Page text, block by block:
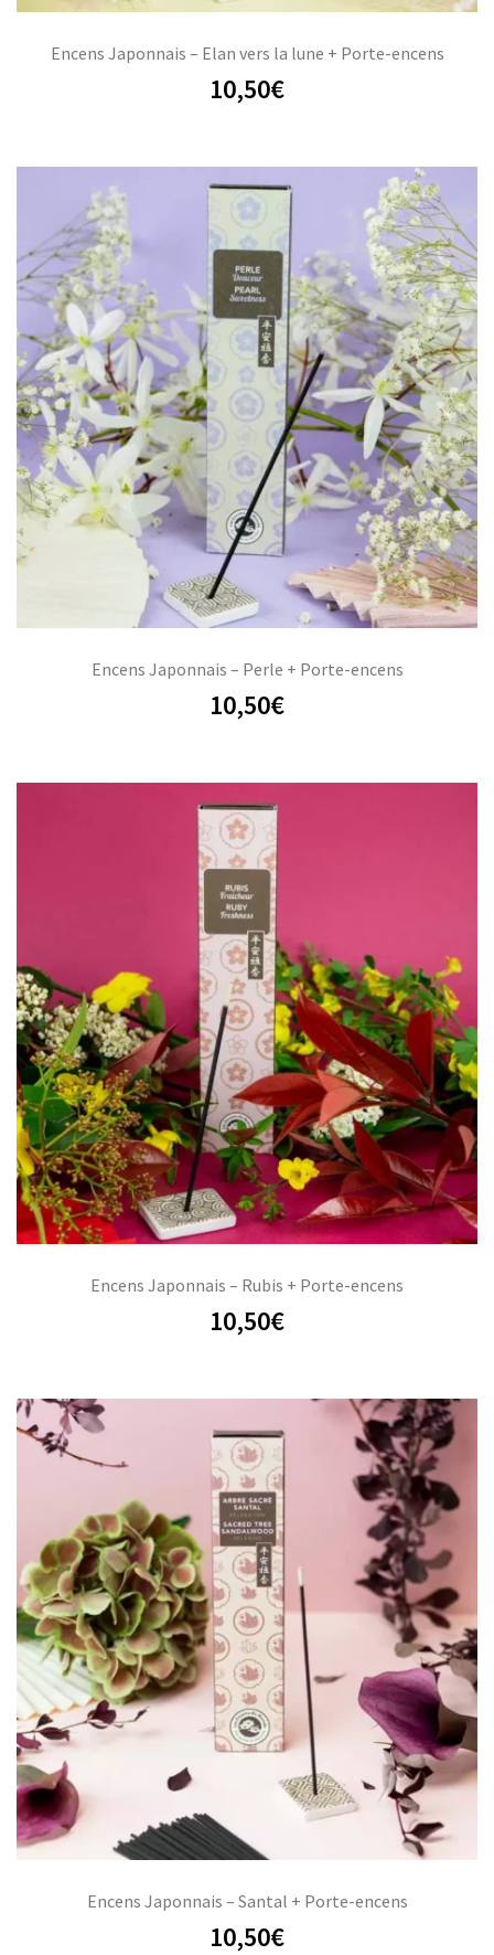
Encens Japonnais – Elan vers la lune + Porte-encens
10,50€
Encens Japonnais – Perle + Porte-encens
10,50€
Encens Japonnais – Rubis + Porte-encens
10,50€
Encens Japonnais – Santal + Porte-encens
10,50€